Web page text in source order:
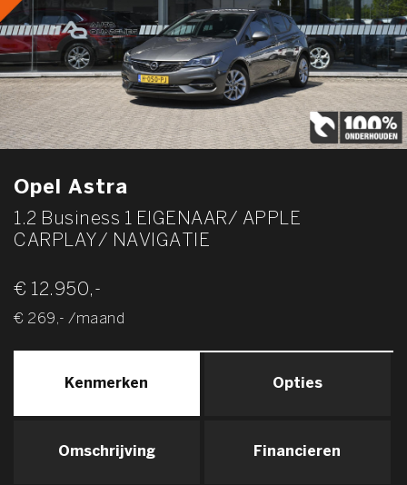
Opel Astra
1.2 Business 1 EIGENAAR/ APPLE
CARPLAY/ NAVIGATIE
€ 12.950,-
€ 269,- /maand
Kenmerken Opties
Omschrijving Financieren